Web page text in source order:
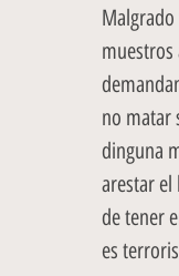
muestros
no matar
dinguna
arestar el
de tener
es